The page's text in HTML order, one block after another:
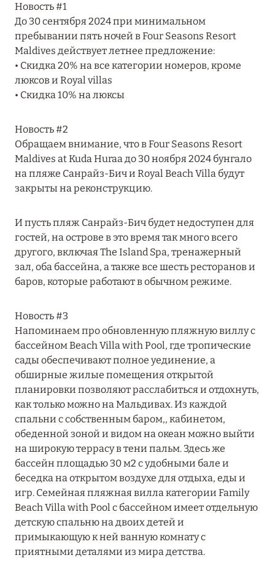
Подробнее
20 марта 2026
MARCH GRAND ESCAPE: ПРЕДЛОЖЕНИЕ ОТ Á
LA CARTE PREMIUM ПО ОТЕЛЮ WALDORF
ASTORIA MALDIVES ITHAAFUSHI, МАЛЬДИВЫ
Подробнее
12 ноября 2025
MANDARIN ORIENTAL JUMEIRA — SUITE
Подробнее
13 мая 2025
ЦЕНАМ
Подробнее
04 апреля 2025
ATLANTIS THE PALM: НОВЫЙ ПАКЕТ
НАПИТКОВ ДЛЯ HB И FB
Подробнее
13 февраля 2025
MANDARIN ORIENTAL JUMEIRA, DUBAI:
СКИДКИ ДО 30 % ОТ СУММЫ КОНТРАКТА НА
РАЗМЕЩЕНИЕ ВЕСНОЙ
Новость #1
До 30 сентября 2024 при минимальном
пребывании пять ночей в Four Seasons Resort
Maldives действует летнее предложение:
• Скидка 20% на все категории номеров, кроме
люксов и Royal villas
• Скидка 10% на люксы
Новость #2
Обращаем внимание, что в Four Seasons Resort
Maldives at Kuda Huraa до 30 ноября 2024 бунгало
на пляже Санрайз-Бич и Royal Beach Villa будут
закрыты на реконструкцию.
И пусть пляж Санрайз-Бич будет недоступен для
гостей, на острове в это время так много всего
другого, включая The Island Spa, тренажерный
зал, оба бассейна, а также все шесть ресторанов и
баров, которые работают в обычном режиме.
Новость #3
Напоминаем про обновленную пляжную виллу с
бассейном Beach Villa with Pool, где тропические
сады обеспечивают полное уединение, а
обширные жилые помещения открытой
планировки позволяют расслабиться и отдохнуть,
как только можно на Мальдивах. Из каждой
спальни с собственным баром,, кабинетом,
обеденной зоной и видом на океан можно выйти
на широкую террасу в тени пальм. Здесь же
бассейн площадью 30 м2 с удобными бале и
беседка на открытом воздухе для отдыха, еды и
игр. Семейная пляжная вилла категории Family
Beach Villa with Pool с бассейном имеет отдельную
детскую спальню на двоих детей и
примыкающую к ней ванную комнату с
приятными деталями из мира детства.